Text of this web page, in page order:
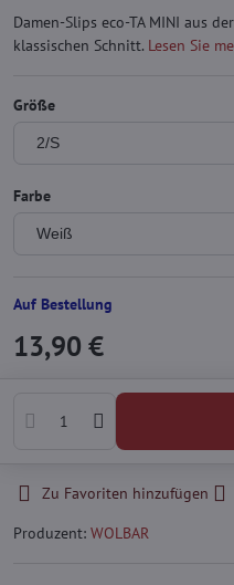
Damen-Slips eco-TA MINI aus
klassischen Schnitt. Lesen Sie
Größe
Farbe
Auf Bestellung
13,90 €
Zu Favoriten hinzufügen
Produzent: WOLBAR